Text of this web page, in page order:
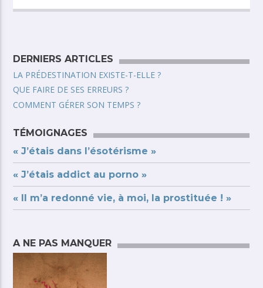
DERNIERS ARTICLES
LA PRÉDESTINATION EXISTE-T-ELLE ?
QUE FAIRE DE SES ERREURS ?
COMMENT GÉRER SON TEMPS ?
TÉMOIGNAGES
« J’étais dans l’ésotérisme »
« J’étais addict au porno »
« Il m’a redonné vie, à moi, la prostituée ! »
A NE PAS MANQUER